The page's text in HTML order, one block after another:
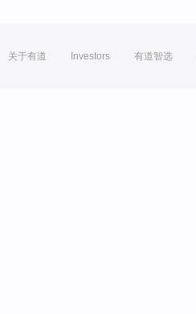
关于有道 Investors 有道智选